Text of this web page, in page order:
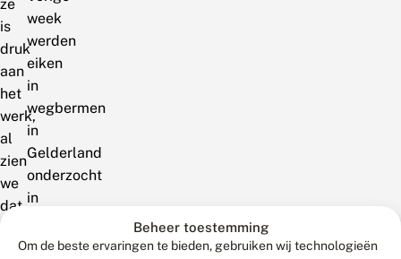
Beheer toestemming
Om de beste ervaringen te bieden, gebruiken wij technologieën
ze
is
druk
aan
het
werk,
al
zien
we
dat
direct.
week
werden
eiken
in
wegbermen
in
Gelderland
onderzocht
in
met